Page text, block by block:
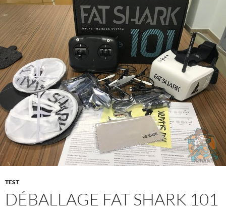
TEST
DÉBALLAGE FAT SHARK 101